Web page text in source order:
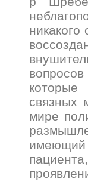
которые
связных
мире
имеющий